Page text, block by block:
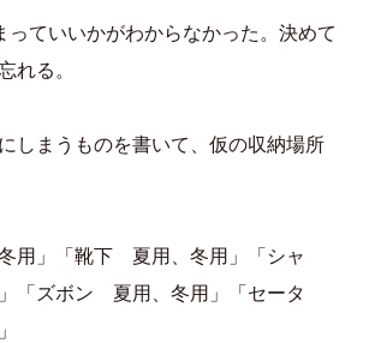
っていいかがわからなかった。決めて
れる。
しまうものを書いて、仮の収納場所
用」「靴下 夏用、冬用」「シャ
「ズボン 夏用、冬用」「セータ